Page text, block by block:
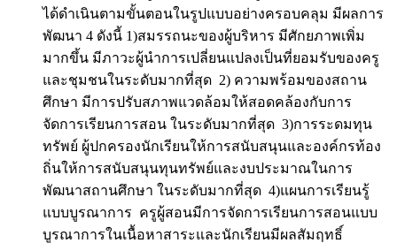
ได้ดำเนินตามขั้นตอนในรูปแบบอย่างครอบคลุม มีผลการ
พัฒนา 4 ดังนี้ 1)สมรรถนะของผู้บริหาร มีศักยภาพเพิ่ม
มากขึ้น มีภาวะผู้นำการเปลี่ยนแปลงเป็นที่ยอมรับของครู
และชุมชนในระดับมากที่สุด 2) ความพร้อมของสถาน
ศึกษา มีการปรับสภาพแวดล้อมให้สอดคล้องกับการ
จัดการเรียนการสอน ในระดับมากที่สุด 3)การระดมทุน
ทรัพย์ ผู้ปกครองนักเรียนให้การสนับสนุนและองค์กรท้อง
ถิ่นให้การสนับสนุนทุนทรัพย์และงบประมาณในการ
พัฒนาสถานศึกษา ในระดับมากที่สุด 4)แผนการเรียนรู้
แบบบูรณาการ ครูผู้สอนมีการจัดการเรียนการสอนแบบ
บูรณาการในเนื้อหาสาระและนักเรียนมีผลสัมฤทธิ์